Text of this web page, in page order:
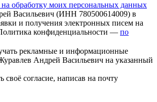
на обработку моих персональных данных
Васильевич (ИНН 780500614009) в
и получения электронных писем на
конфиденциальности — по
рекламные и информационные
Андрей Васильевич на указанный
своё согласие, написав на почту